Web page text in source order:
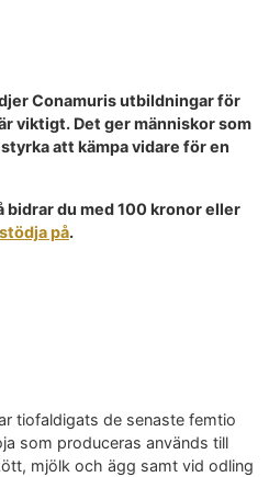
Conamuris utbildningar för
viktigt. Det ger människor som
att kämpa vidare för en
bidrar du med 100 kronor eller
på.
tiofaldigats de senaste femtio
som produceras används till
mjölk och ägg samt vid odling